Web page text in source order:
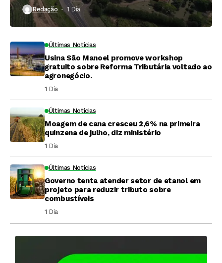
Redação 1 Dia ⁮
Últimas Notícias
Usina São Manoel promove workshop
gratuito sobre Reforma Tributária voltado ao
agronegócio.
1 Dia ⁮
Últimas Notícias
Moagem de cana cresceu 2,6% na primeira
quinzena de julho, diz ministério
1 Dia ⁮
Últimas Notícias
Governo tenta atender setor de etanol em
projeto para reduzir tributo sobre
combustíveis
1 Dia ⁮